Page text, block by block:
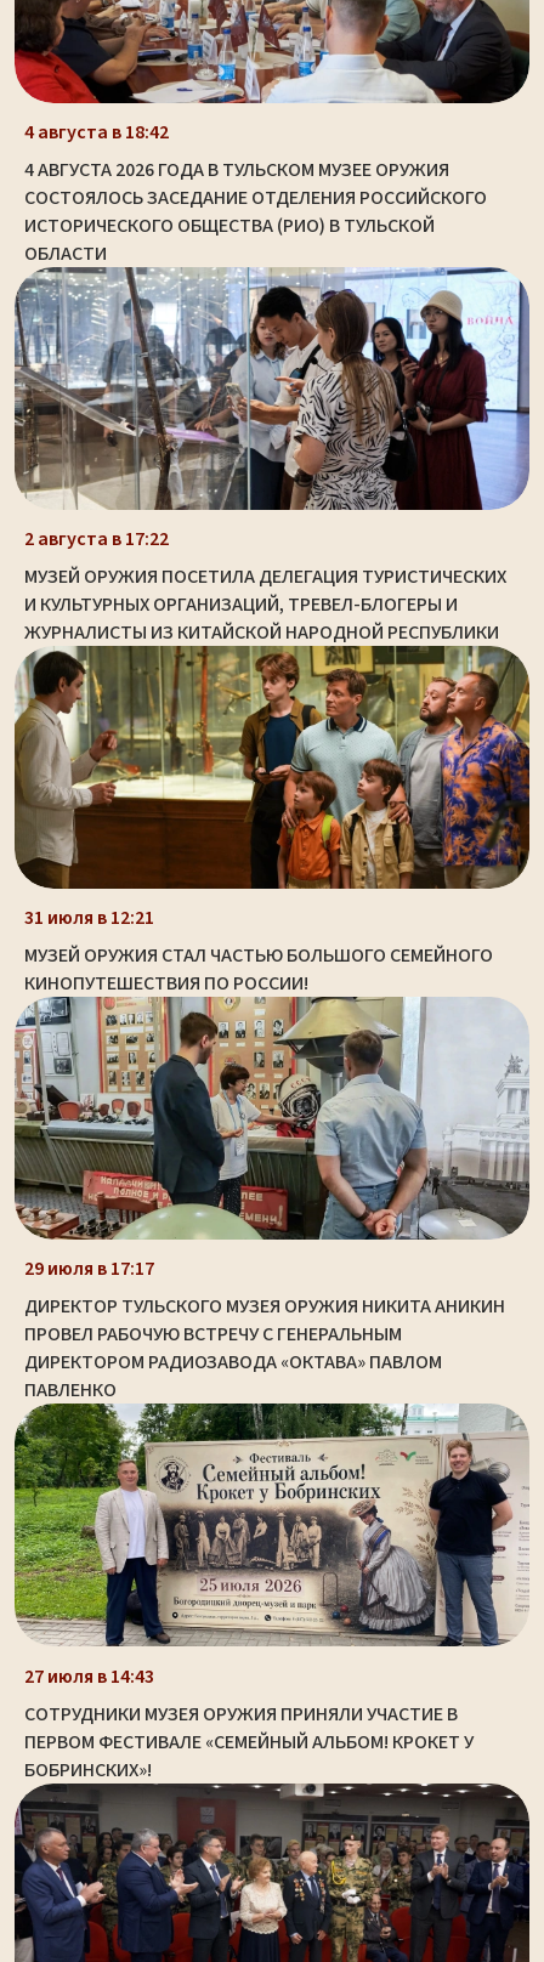
4 августа в 18:42
4 АВГУСТА 2026 ГОДА В ТУЛЬСКОМ МУЗЕЕ ОРУЖИЯ
СОСТОЯЛОСЬ ЗАСЕДАНИЕ ОТДЕЛЕНИЯ РОССИЙСКОГО
ИСТОРИЧЕСКОГО ОБЩЕСТВА (РИО) В ТУЛЬСКОЙ
ОБЛАСТИ
2 августа в 17:22
МУЗЕЙ ОРУЖИЯ ПОСЕТИЛА ДЕЛЕГАЦИЯ ТУРИСТИЧЕСКИХ
И КУЛЬТУРНЫХ ОРГАНИЗАЦИЙ, ТРЕВЕЛ-БЛОГЕРЫ И
ЖУРНАЛИСТЫ ИЗ КИТАЙСКОЙ НАРОДНОЙ РЕСПУБЛИКИ
31 июля в 12:21
МУЗЕЙ ОРУЖИЯ СТАЛ ЧАСТЬЮ БОЛЬШОГО СЕМЕЙНОГО
КИНОПУТЕШЕСТВИЯ ПО РОССИИ!
29 июля в 17:17
ДИРЕКТОР ТУЛЬСКОГО МУЗЕЯ ОРУЖИЯ НИКИТА АНИКИН
ПРОВЕЛ РАБОЧУЮ ВСТРЕЧУ С ГЕНЕРАЛЬНЫМ
ДИРЕКТОРОМ РАДИОЗАВОДА «ОКТАВА» ПАВЛОМ
ПАВЛЕНКО
27 июля в 14:43
СОТРУДНИКИ МУЗЕЯ ОРУЖИЯ ПРИНЯЛИ УЧАСТИЕ В
ПЕРВОМ ФЕСТИВАЛЕ «СЕМЕЙНЫЙ АЛЬБОМ! КРОКЕТ У
БОБРИНСКИХ»!